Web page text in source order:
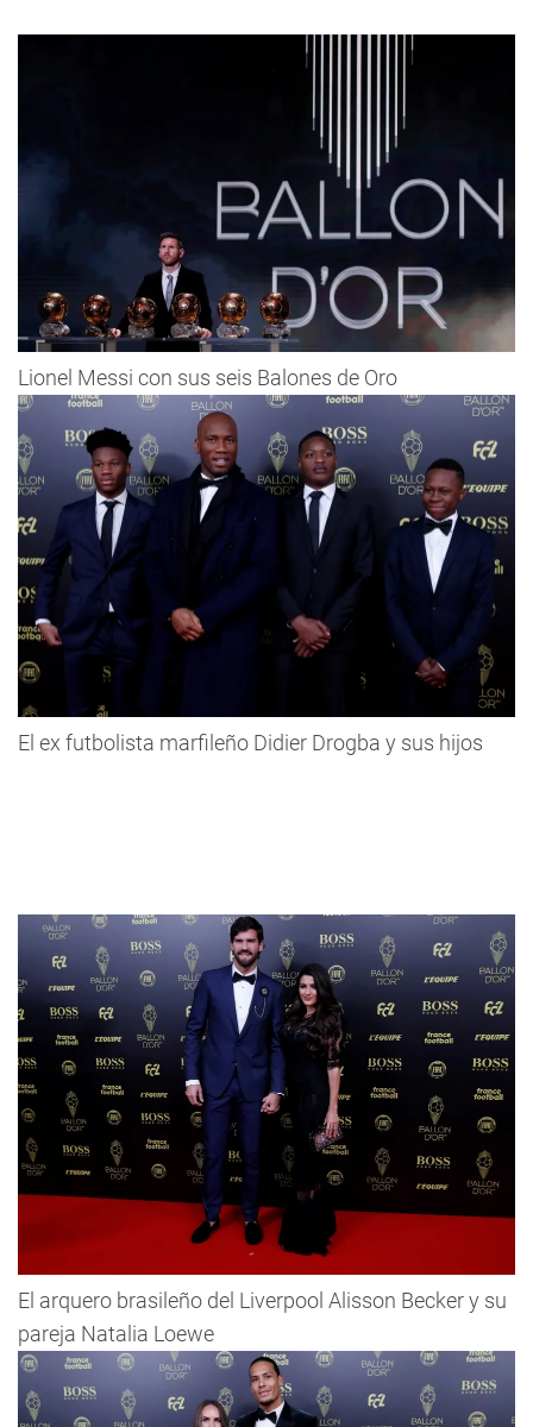
Lionel Messi con sus seis Balones de Oro
El ex futbolista marfileño Didier Drogba y sus hijos
El arquero brasileño del Liverpool Alisson Becker y su
pareja Natalia Loewe